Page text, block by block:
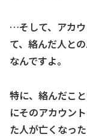
…そして、アカ
て、絡んだ人と
なんですよ。
特に、絡んだこ
にそのアカウン
た人が亡くなっ